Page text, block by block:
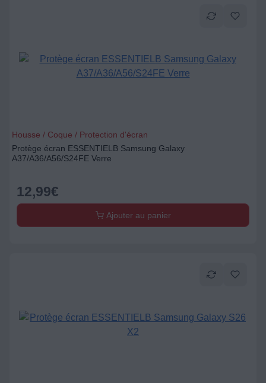
Housse / Coque / Protection d'écran
Protège écran ESSENTIELB Samsung Galaxy
A37/A36/A56/S24FE Verre
12,99€
Ajouter au panier